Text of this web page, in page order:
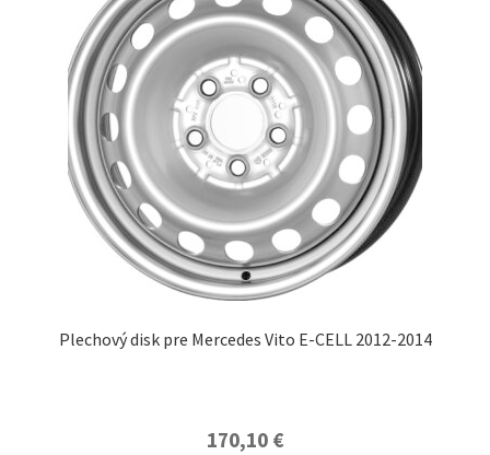
Plechový disk pre Mercedes Vito E-CELL 2012-2014
170,10 €